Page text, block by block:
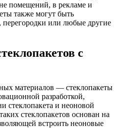
помещений, в рекламе и
также могут быть
перегородки или любые другие
с
материалов — стеклопакеты
разработкой,
стеклопакета и неоновой
стеклопакетов основан на
встроить неоновые